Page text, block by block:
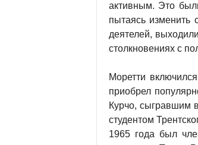
активным. Это
пытаясь изменить
деятелей,
столкновениях с
Моретти
приобрел
Курчо, сыгравшим
студентом
1965 года был